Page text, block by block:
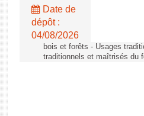
Date de
dépôt :
04/08/2026
bois et forêts - Usages
traditionnels et maîtrisés du